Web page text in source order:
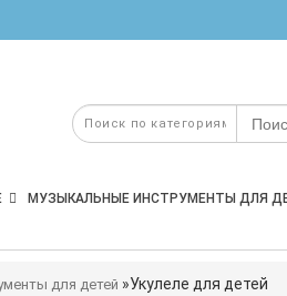
МУЗЫКАЛЬНЫЕ ИНСТРУМЕНТЫ ДЛЯ
для детей Укулеле для детей